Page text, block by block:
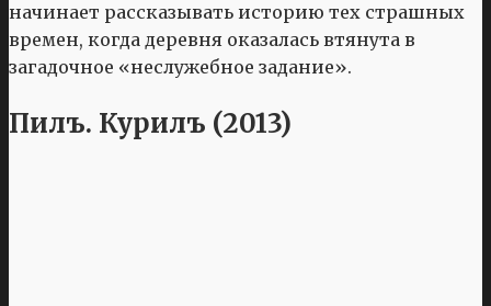
начинает рассказывать историю тех страшных
времен, когда деревня оказалась втянута в
загадочное «неслужебное задание».
Пилъ. Курилъ (2013)